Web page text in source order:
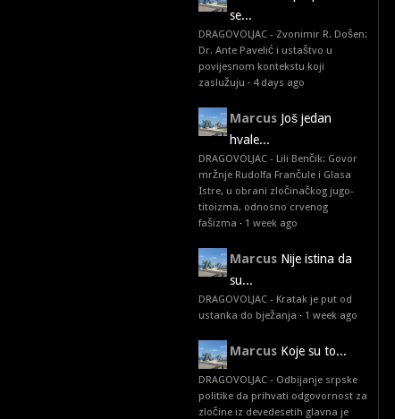
se...
DRAGOVOLJAC - Zvonimir R. Došen:
Dr. Ante Pavelić i ustaštvo u
povijesnom kontekstu koji
zaslužuju · 4 days ago
Marcus Još jedan
hvale...
DRAGOVOLJAC - Lili Benčik: Govor
mržnje Rudolfa Frančule i Glasa
Istre, u obrani zločinačkog jugo-
titoizma, odnosno crvenog
fašizma · 1 week ago
Marcus Nije istina da
su...
DRAGOVOLJAC - Kratak je put od
ustanka do bježanja · 1 week ago
Marcus Koje su to...
DRAGOVOLJAC - Odbijanje srpske
politike da prihvati odgovornost za
zločine iz devedesetih glavna je